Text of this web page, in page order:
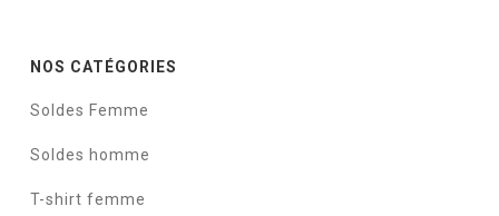
NOS CATÉGORIES
Soldes Femme
Soldes homme
T-shirt femme